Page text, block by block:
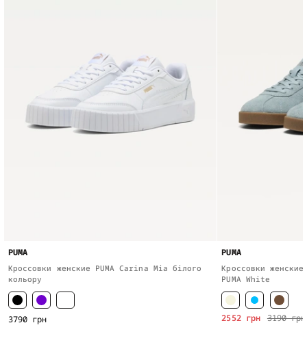
PUMA
Кроссовки женские PUMA Carina Mia білого
кольору
3790 грн
PUMA
Кроссовки
PUMA White
3190 грн
2552 грн